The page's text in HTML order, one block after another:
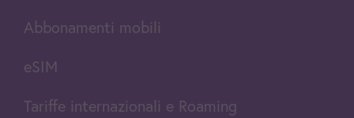
Abbonamenti mobili
eSIM
Tariffe internazionali e Roaming